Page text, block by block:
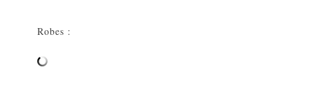
Robes :